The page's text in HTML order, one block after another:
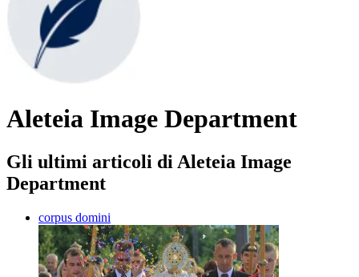
Aleteia Image Department
Gli ultimi articoli di Aleteia Image
Department
corpus domini